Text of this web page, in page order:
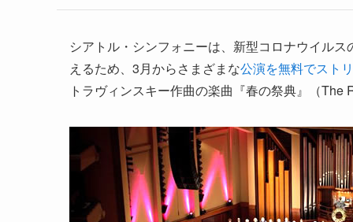
シアトル・シンフォニーは、新型コロナウイル
えるため、3月からさまざまな公演を無料でスト
トラヴィンスキー作曲の楽曲『春の祭典』（The